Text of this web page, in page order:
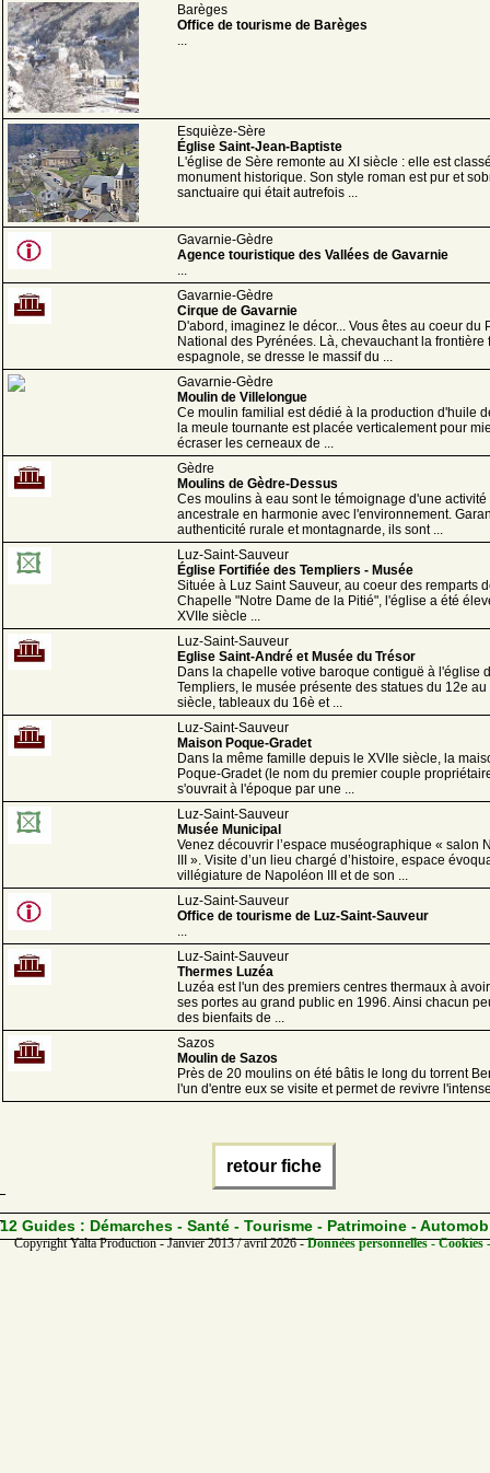
Barèges
Office de tourisme de Barèges
...
Esquièze-Sère
Église Saint-Jean-Baptiste
L'église de Sère remonte au XI siècle : elle est
monument historique. Son style roman est pur et
sanctuaire qui était autrefois ...
Gavarnie-Gèdre
Agence touristique des Vallées de Gavarnie
...
Gavarnie-Gèdre
Cirque de Gavarnie
D'abord, imaginez le décor... Vous êtes au coeur du
National des Pyrénées. Là, chevauchant la frontière
espagnole, se dresse le massif du ...
Gavarnie-Gèdre
Moulin de Villelongue
Ce moulin familial est dédié à la production d'huile
la meule tournante est placée verticalement pour
écraser les cerneaux de ...
Gèdre
Moulins de Gèdre-Dessus
Ces moulins à eau sont le témoignage d'une activité
ancestrale en harmonie avec l'environnement.
authenticité rurale et montagnarde, ils sont ...
Luz-Saint-Sauveur
Église Fortifiée des Templiers - Musée
Située à Luz Saint Sauveur, au coeur des remparts
Chapelle "Notre Dame de la Pitié", l'église a été
XVIIe siècle ...
Luz-Saint-Sauveur
Eglise Saint-André et Musée du Trésor
Dans la chapelle votive baroque contiguë à l'église
Templiers, le musée présente des statues du 12e au
siècle, tableaux du 16è et ...
Luz-Saint-Sauveur
Maison Poque-Gradet
Dans la même famille depuis le XVIIe siècle, la
Poque-Gradet (le nom du premier couple
s'ouvrait à l'époque par une ...
Luz-Saint-Sauveur
Musée Municipal
Venez découvrir l’espace muséographique « salon
III ». Visite d’un lieu chargé d’histoire, espace
villégiature de Napoléon III et de son ...
Luz-Saint-Sauveur
Office de tourisme de Luz-Saint-Sauveur
...
Luz-Saint-Sauveur
Thermes Luzéa
Luzéa est l'un des premiers centres thermaux à
ses portes au grand public en 1996. Ainsi chacun
des bienfaits de ...
Sazos
Moulin de Sazos
Près de 20 moulins on été bâtis le long du torrent
l'un d'entre eux se visite et permet de revivre
retour fiche
12 Guides : Démarches - Santé - Tourisme - Patrimoine -
Copyright Yalta Production - Janvier 2013 / avril 2026 -Données personnelles - Cookies